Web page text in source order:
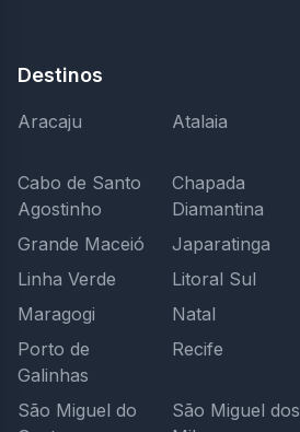
Destinos
Aracaju Atalaia
Cabo de Santo
Agostinho
Chapada
Diamantina
Grande Maceió
Japaratinga
Linha Verde
Litoral Sul
Maragogi
Natal
Porto de
Galinhas
Recife
São Miguel do
São Miguel dos